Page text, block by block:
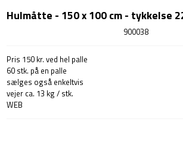
Hulmåtte - 150 x 100 cm - tykkelse
900038
Pris 150 kr. ved hel palle
60 stk. på en palle
sælges også enkeltvis
vejer ca. 13 kg / stk.
WEB